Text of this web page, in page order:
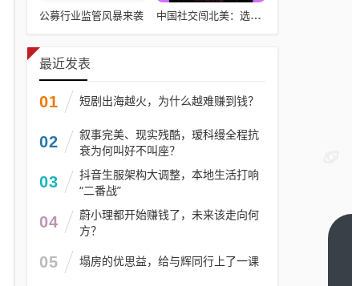
公募行业监管风暴来袭 中国社交闯北美：选择远大于努力
最近发表
01 短剧出海越火，为什么越难赚到钱？
02
叙事完美、现实残酷，瑷科缦全程抗
衰为何叫好不叫座？
03
抖音生服架构大调整，本地生活打响
“二番战”
04
蔚小理都开始赚钱了，未来该走向何
方？
05 塌房的优思益，给与辉同行上了一课